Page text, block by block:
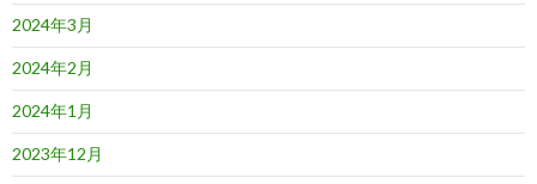
2024年3月
2024年2月
2024年1月
2023年12月